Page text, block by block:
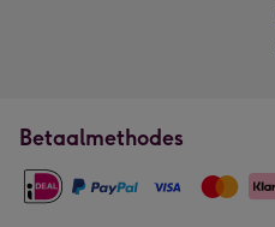
Betaalmethodes